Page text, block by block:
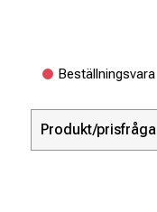
Beställningsvara
Produkt/prisfråga